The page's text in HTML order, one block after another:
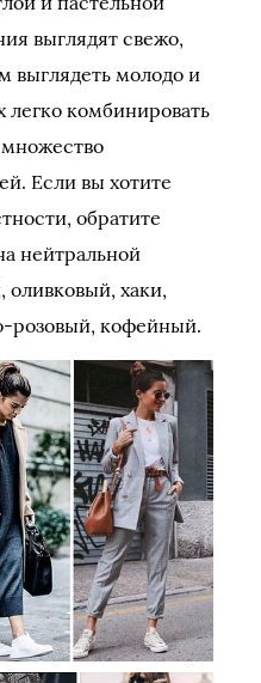
выглядят свежо,
выглядеть молодо и
комбинировать
Если вы хотите
обратите
нейтральной
хаки,
розовый, кофейный.